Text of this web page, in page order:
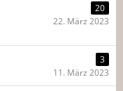
20
22. März 2023
3
11. März 2023